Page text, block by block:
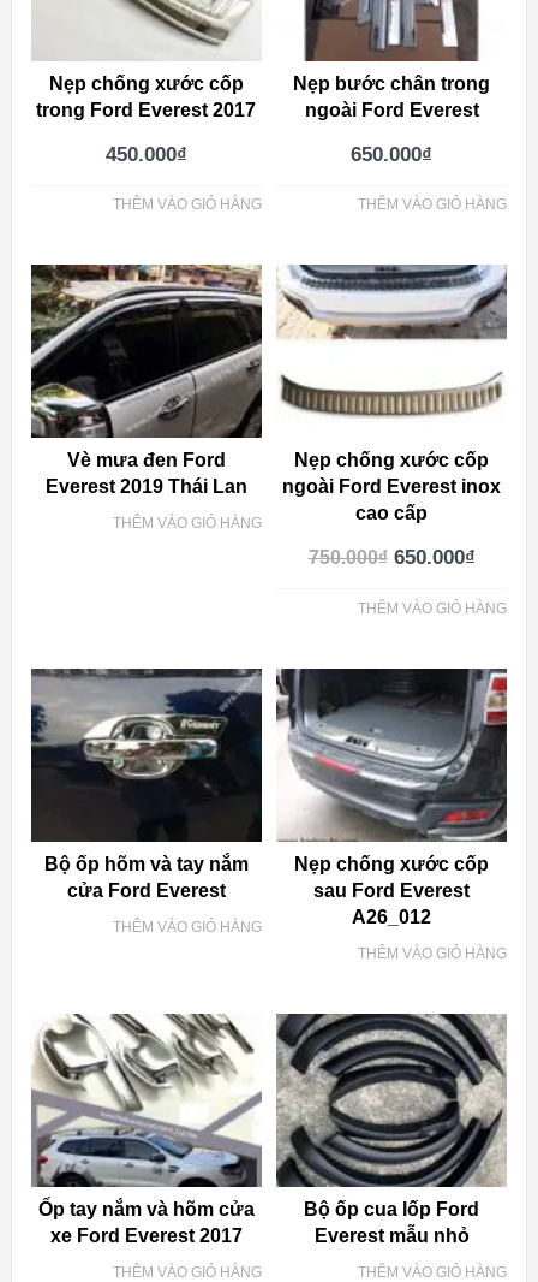
Nẹp chống xước cốp
trong Ford Everest 2017
450.000₫
THÊM VÀO GIỎ HÀNG
Nẹp bước chân trong
ngoài Ford Everest
650.000₫
THÊM VÀO GIỎ HÀNG
Vè mưa đen Ford
Everest 2019 Thái Lan
THÊM VÀO GIỎ HÀNG
Nẹp chống xước cốp
ngoài Ford Everest inox
cao cấp
750.000₫ 650.000₫
THÊM VÀO GIỎ HÀNG
Bộ ốp hõm và tay nắm
cửa Ford Everest
THÊM VÀO GIỎ HÀNG
Nẹp chống xước cốp
sau Ford Everest
A26_012
THÊM VÀO GIỎ HÀNG
Ốp tay nắm và hõm cửa
xe Ford Everest 2017
THÊM VÀO GIỎ HÀNG
Bộ ốp cua lốp Ford
Everest mẫu nhỏ
THÊM VÀO GIỎ HÀNG